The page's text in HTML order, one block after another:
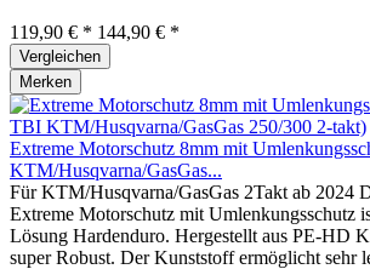
119,90 € * 144,90 € *
Vergleichen
Merken
Extreme Motorschutz 8mm mit
KTM/Husqvarna/GasGas...
Für KTM/Husqvarna/GasGas 2Takt ab 2024
Extreme Motorschutz mit Umlenkungsschutz
Lösung Hardenduro. Hergestellt aus PE-HD
super Robust. Der Kunststoff ermöglicht sehr